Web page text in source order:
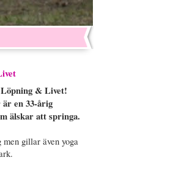
& Livet!
är en 33-årig
älskar att springa.
men gillar även yoga